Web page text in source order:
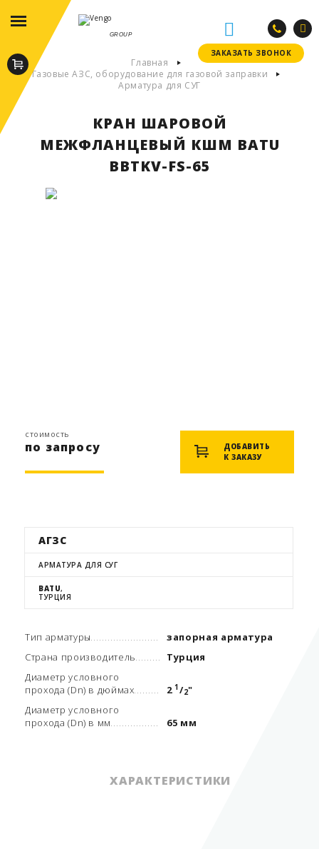
ЗАКАЗАТЬ ЗВОНОК
ЗАКАЗАТЬ ЗВОНОК
GROUP
Главная
Газовые АЗС, оборудование для газовой заправки
Арматура для СУГ
КРАН ШАРОВОЙ
МЕЖФЛАНЦЕВЫЙ КШМ BATU
BBTKV-FS-65
стоимость
по запросу
ДОБАВИТЬ
К ЗАКАЗУ
АГЗС
АРМАТУРА ДЛЯ СУГ
BATU,
ТУРЦИЯ
Тип арматуры
запорная арматура
Страна производитель
Турция
Диаметр условного
прохода (Dn) в дюймах
2 1 /2"
Диаметр условного
прохода (Dn) в мм
65 мм
ХАРАКТЕРИСТИКИ